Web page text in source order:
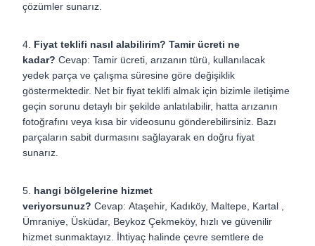
çözümler sunarız.
4. Fiyat teklifi nasıl alabilirim? Tamir ücreti ne
kadar? Cevap: Tamir ücreti, arızanın türü, kullanılacak
yedek parça ve çalışma süresine göre değişiklik
göstermektedir. Net bir fiyat teklifi almak için bizimle iletişime
geçin sorunu detaylı bir şekilde anlatılabilir, hatta arızanın
fotoğrafını veya kısa bir videosunu gönderebilirsiniz. Bazı
parçaların sabit durmasını sağlayarak en doğru fiyat
sunarız.
5. hangi bölgelerine hizmet
veriyorsunuz? Cevap: Ataşehir, Kadıköy, Maltepe, Kartal ,
Ümraniye, Üsküdar, Beykoz Çekmeköy, hızlı ve güvenilir
hizmet sunmaktayız. İhtiyaç halinde çevre semtlere de